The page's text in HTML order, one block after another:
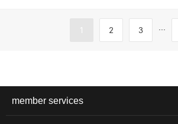
1 2 3 ...
member services